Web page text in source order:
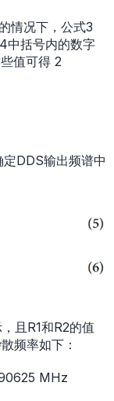
情况下，公式3
中括号内的数字
值可得 2
DDS输出频谱中
且R1和R2的值
频率如下：
MHz